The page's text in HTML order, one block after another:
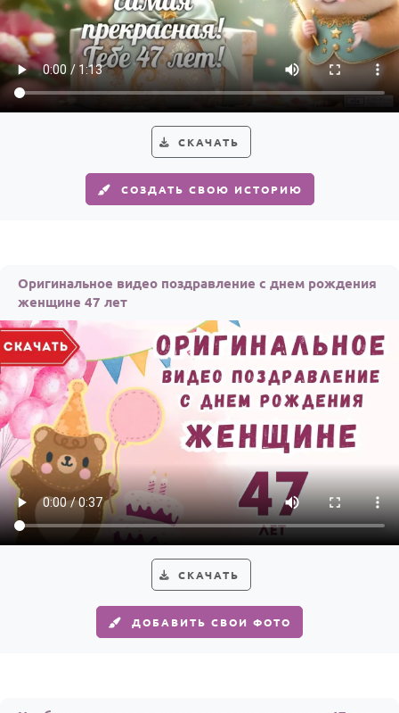
По годам
СКАЧАТЬ
СОЗДАТЬ СВОЮ ИСТОРИЮ
Оригинальное видео поздравление с днем рождения
женщине 47 лет
СКАЧАТЬ
ДОБАВИТЬ СВОИ ФОТО